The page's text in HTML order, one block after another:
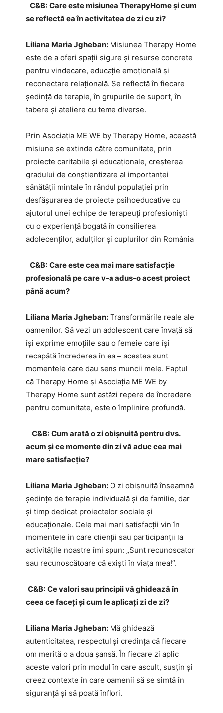
C&B: Care este misiunea TherapyHome și cum
se reflectă ea în activitatea de zi cu zi?
Liliana Maria Jgheban: Misiunea Therapy Home
este de a oferi spații sigure și resurse concrete
pentru vindecare, educație emoțională și
reconectare relațională. Se reflectă în fiecare
ședință de terapie, în grupurile de suport, în
tabere şi ateliere cu teme diverse.
Prin Asociația ME WE by Therapy Home, această
misiune se extinde către comunitate, prin
proiecte caritabile și educaționale, creșterea
gradului de conștientizare al importanței
sănătății mintale în rândul populației prin
desfășurarea de proiecte psihoeducative cu
ajutorul unei echipe de terapeuți profesioniști
cu o experiență bogată în consilierea
adolecenților, adulților și cuplurilor din România
C&B: Care este cea mai mare satisfacție
profesională pe care v-a adus-o acest proiect
până acum?
Liliana Maria Jgheban: Transformările reale ale
oamenilor. Să vezi un adolescent care învață să
își exprime emoțiile sau o femeie care își
recapătă încrederea în ea – acestea sunt
momentele care dau sens muncii mele. Faptul
că Therapy Home și Asociaţia ME WE by
Therapy Home sunt astăzi repere de încredere
pentru comunitate, este o împlinire profundă.
C&B: Cum arată o zi obișnuită pentru dvs.
acum și ce momente din zi vă aduc cea mai
mare satisfacție?
Liliana Maria Jgheban: O zi obișnuită înseamnă
ședințe de terapie individuală și de familie, dar
și timp dedicat proiectelor sociale și
educaționale. Cele mai mari satisfacții vin în
momentele în care clienții sau participanții la
activitățile noastre îmi spun: „Sunt recunoscator
sau recunoscătoare că exişti în viaţa mea!”.
C&B: Ce valori sau principii vă ghidează în
ceea ce faceți și cum le aplicați zi de zi?
Liliana Maria Jgheban: Mă ghidează
autenticitatea, respectul și credința că fiecare
om merită o a doua șansă. În fiecare zi aplic
aceste valori prin modul în care ascult, susțin și
creez contexte în care oamenii să se simtă în
siguranță și să poată înflori.